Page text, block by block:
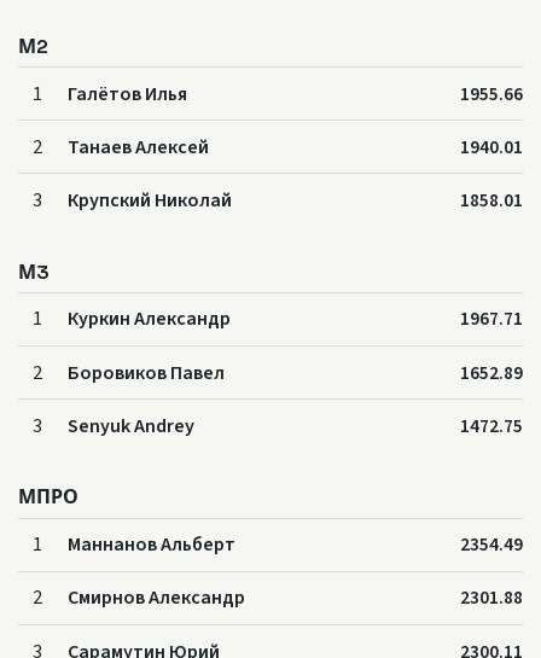
М2
1 Галётов Илья 1955.66
2 Танаев Алексей 1940.01
3 Крупский Николай 1858.01
М3
1 Куркин Александр 1967.71
2 Боровиков Павел 1652.89
3 Senyuk Andrey 1472.75
МПРО
1 Маннанов Альберт 2354.49
2 Смирнов Александр 2301.88
3 Сарамутин Юрий 2300.11